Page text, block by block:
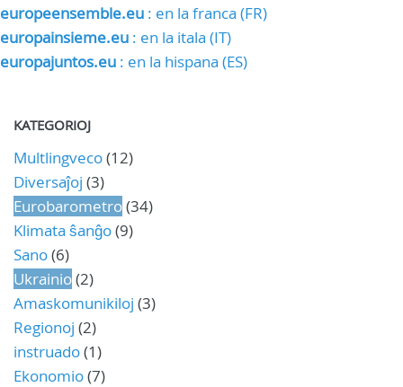
europeensemble.eu : en la franca (FR)
europainsieme.eu : en la itala (IT)
europajuntos.eu : en la hispana (ES)
KATEGORIOJ
Multlingveco(12)
Diversaĵoj (3)
Eurobarometro(34)
Klimata ŝanĝo(9)
Sano(6)
Ukrainio(2)
Amaskomunikiloj (3)
Regionoj (2)
instruado(1)
Ekonomio(7)